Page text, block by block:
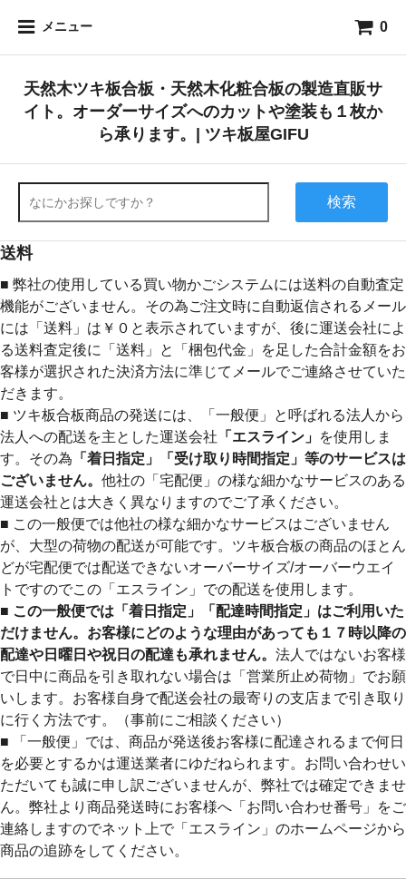
メニュー 0
天然木ツキ板合板・天然木化粧合板の製造直販サ
イト。オーダーサイズへのカットや塗装も１枚か
ら承ります。| ツキ板屋GIFU
検索
送料
■ 弊社の使用している買い物かごシステムには送料の自動査定
機能がございません。その為ご注文時に自動返信されるメール
には「送料」は￥０と表示されていますが、後に運送会社によ
る送料査定後に「送料」と「梱包代金」を足した合計金額をお
客様が選択された決済方法に準じてメールでご連絡させていた
だきます。
■ ツキ板合板商品の発送には、「一般便」と呼ばれる法人から
法人への配送を主とした運送会社 「エスライン」 を使用しま
す。その為 「着日指定」「受け取り時間指定」等のサービスは
ございません。 他社の「宅配便」の様な細かなサービスのある
運送会社とは大きく異なりますのでご了承ください。
■ この一般便では他社の様な細かなサービスはございません
が、大型の荷物の配送が可能です。ツキ板合板の商品のほとん
どが宅配便では配送できないオーバーサイズ/オーバーウエイ
トですのでこの「エスライン」での配送を使用します。
■ この一般便では「着日指定」「配達時間指定」はご利用いた
だけません。お客様にどのような理由があっても１７時以降の
配達や日曜日や祝日の配達も承れません。 法人ではないお客様
で日中に商品を引き取れない場合は「営業所止め荷物」でお願
いします。お客様自身で配送会社の最寄りの支店まで引き取り
に行く方法です。（事前にご相談ください）
■ 「一般便」では、商品が発送後お客様に配達されるまで何日
を必要とするかは運送業者にゆだねられます。お問い合わせい
ただいても誠に申し訳ございませんが、弊社では確定できませ
ん。弊社より商品発送時にお客様へ「お問い合わせ番号」をご
連絡しますのでネット上で「エスライン」のホームページから
商品の追跡をしてください。